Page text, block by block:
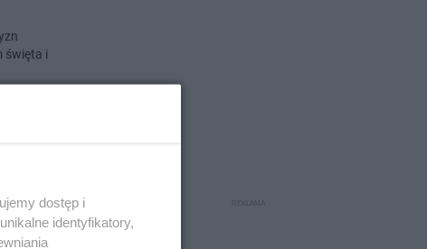
święta i
i
dostęp i
identyfikatory,